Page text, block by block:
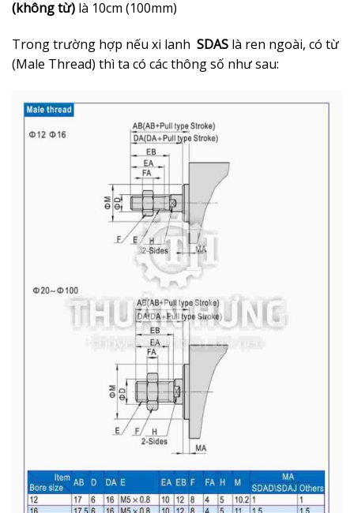
(không từ) là 10cm (100mm)
Trong trường hợp nếu xi lanh SDAS là ren ngoài, có từ
(Male Thread) thì ta có các thông số như sau: